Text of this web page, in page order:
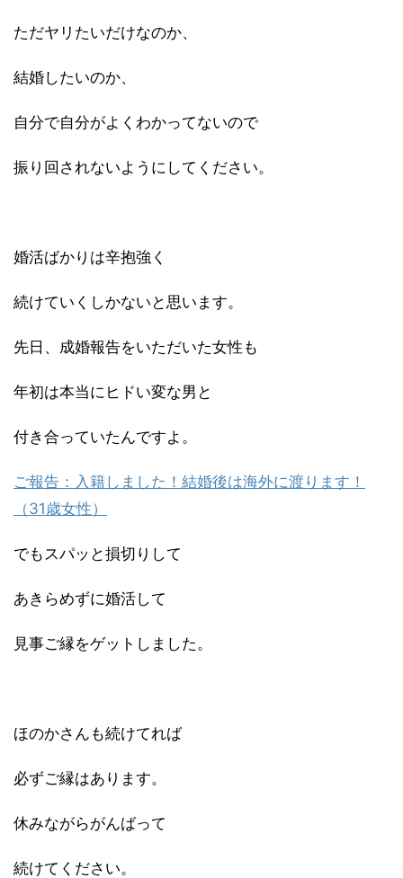
ただヤリたいだけなのか、
結婚したいのか、
自分で自分がよくわかってないので
振り回されないようにしてください。
婚活ばかりは辛抱強く
続けていくしかないと思います。
先日、成婚報告をいただいた女性も
年初は本当にヒドい変な男と
付き合っていたんですよ。
ご報告：入籍しました！結婚後は海外に渡ります！
（31歳女性）
でもスパッと損切りして
あきらめずに婚活して
見事ご縁をゲットしました。
ほのかさんも続けてれば
必ずご縁はあります。
休みながらがんばって
続けてください。